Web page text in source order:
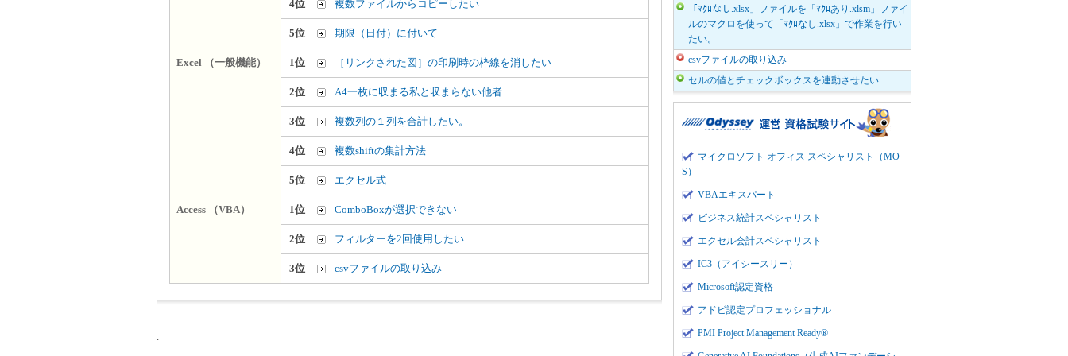
4位 複数ファイルからコピーしたい
5位 期限（日付）に付いて
Excel （一般機能） 1位 ［リンクされた図］の印刷時の枠線を消したい
2位 A4一枚に収まる私と収まらない他者
3位 複数列の１列を合計したい。
4位 複数shiftの集計方法
5位 エクセル式
Access （VBA） 1位 ComboBoxが選択できない
2位 フィルターを2回使用したい
3位 csvファイルの取り込み
「ﾏｸﾛなし.xlsx」ファイルを「ﾏｸﾛあり.xlsm」ファイ
ルのマクロを使って「ﾏｸﾛなし.xlsx」で作業を行い
たい。
csvファイルの取り込み
セルの値とチェックボックスを連動させたい
マイクロソフト オフィス スペシャリスト（MO
S）
VBAエキスパート
ビジネス統計スペシャリスト
エクセル会計スペシャリスト
IC3（アイシースリー）
Microsoft認定資格
アドビ認定プロフェッショナル
PMI Project Management Ready®